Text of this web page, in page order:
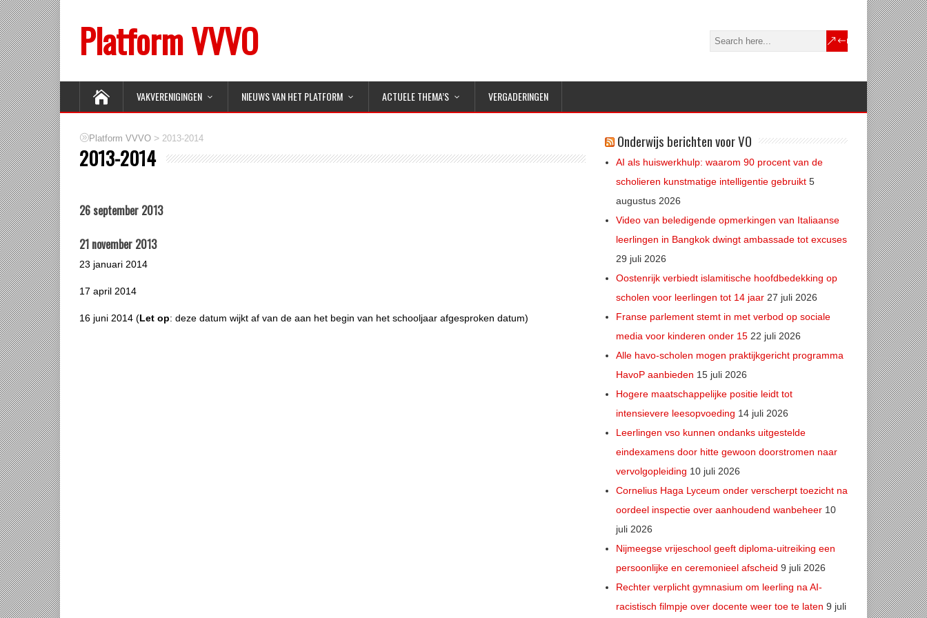
Platform VVVO
VAKVERENIGINGEN NIEUWS VAN HET PLATFORM ACTUELE THEMA’S VERGADERINGEN
Platform VVVO > 2013-2014
2013-2014
26 september 2013
21 november 2013
23 januari 2014
17 april 2014
16 juni 2014 (Let op: deze datum wijkt af van de aan het begin van het schooljaar afgesproken datum)
Onderwijs berichten voor VO
AI als huiswerkhulp: waarom 90 procent van de
scholieren kunstmatige intelligentie gebruikt 5
augustus 2026
Video van beledigende opmerkingen van Italiaanse
leerlingen in Bangkok dwingt ambassade tot excuses
29 juli 2026
Oostenrijk verbiedt islamitische hoofdbedekking op
scholen voor leerlingen tot 14 jaar 27 juli 2026
Franse parlement stemt in met verbod op sociale
media voor kinderen onder 15 22 juli 2026
Alle havo-scholen mogen praktijkgericht programma
HavoP aanbieden 15 juli 2026
Hogere maatschappelijke positie leidt tot
intensievere leesopvoeding 14 juli 2026
Leerlingen vso kunnen ondanks uitgestelde
eindexamens door hitte gewoon doorstromen naar
vervolgopleiding 10 juli 2026
Cornelius Haga Lyceum onder verscherpt toezicht na
oordeel inspectie over aanhoudend wanbeheer 10
juli 2026
Nijmeegse vrijeschool geeft diploma-uitreiking een
persoonlijke en ceremonieel afscheid 9 juli 2026
Rechter verplicht gymnasium om leerling na AI-
racistisch filmpje over docente weer toe te laten 9 juli